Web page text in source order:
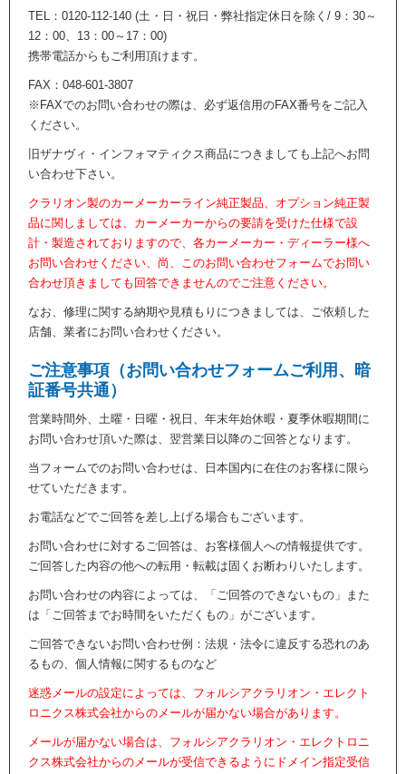
TEL：0120-112-140 (土・日・祝日・弊社指定休日を除く/ 9：30～
12：00、13：00～17：00)
携帯電話からもご利用頂けます。
FAX：048-601-3807
※FAXでのお問い合わせの際は、必ず返信用のFAX番号をご記入
ください。
旧ザナヴィ・インフォマティクス商品につきましても上記へお問
い合わせ下さい。
クラリオン製のカーメーカーライン純正製品、オプション純正製
品に関しましては、カーメーカーからの要請を受けた仕様で設
計・製造されておりますので、各カーメーカー・ディーラー様へ
お問い合わせください、尚、このお問い合わせフォームでお問い
合わせ頂きましても回答できませんのでご注意ください。
なお、修理に関する納期や見積もりにつきましては、ご依頼した
店舗、業者にお問い合わせください。
ご注意事項（お問い合わせフォームご利用、暗
証番号共通）
営業時間外、土曜・日曜・祝日、年末年始休暇・夏季休暇期間に
お問い合わせ頂いた際は、翌営業日以降のご回答となります。
当フォームでのお問い合わせは、日本国内に在住のお客様に限ら
せていただきます。
お電話などでご回答を差し上げる場合もございます。
お問い合わせに対するご回答は、お客様個人への情報提供です。
ご回答した内容の他への転用・転載は固くお断わりいたします。
お問い合わせの内容によっては、「ご回答のできないもの」また
は「ご回答までお時間をいただくもの」がございます。
ご回答できないお問い合わせ例：法規・法令に違反する恐れのあ
るもの、個人情報に関するものなど
迷惑メールの設定によっては、フォルシアクラリオン・エレクト
ロニクス株式会社からのメールが届かない場合があります。
メールが届かない場合は、フォルシアクラリオン・エレクトロニ
クス株式会社からのメールが受信できるようにドメイン指定受信